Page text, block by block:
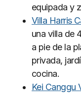
equipada y
Villa Harris
una villa de
a pie de la
privada,
cocina.
Kei Canggu